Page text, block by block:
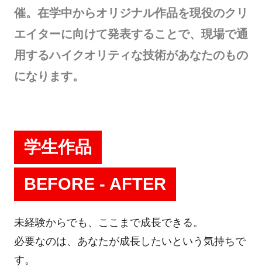
催。在学中からオリジナル作品を現役のクリ
エイターに向けて発表することで、現場で通
用するハイクオリティな技術があなたのもの
になります。
学生作品
BEFORE - AFTER
未経験からでも、ここまで成長できる。
必要なのは、あなたが成長したいという気持ちで
す。